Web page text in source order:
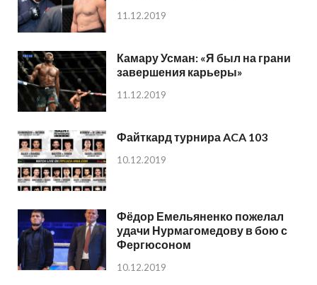
11.12.2019
Камару Усман: «Я был на грани
завершения карьеры»
11.12.2019
Файткард турнира ACA 103
10.12.2019
Фёдор Емельяненко пожелал
удачи Нурмагомедову в бою с
Фергюсоном
10.12.2019